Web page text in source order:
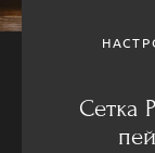
Сетка